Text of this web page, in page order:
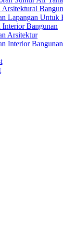
Lapangan Untuk
Bangunan
Arsitektur
Interior Bangunan